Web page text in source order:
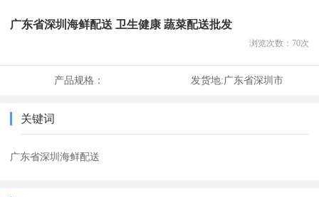
广东省深圳海鲜配送 卫生健康 蔬菜配送批发
浏览次数： 70次
产品规格： 发货地:广东省深圳市
关键词
广东省深圳海鲜配送